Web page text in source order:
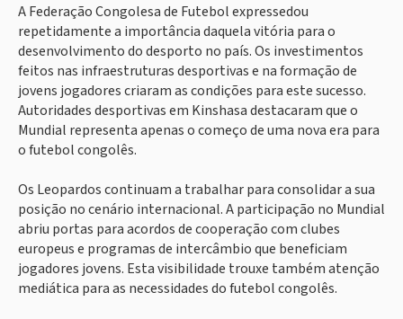
A Federação Congolesa de Futebol expressedou
repetidamente a importância daquela vitória para o
desenvolvimento do desporto no país. Os investimentos
feitos nas infraestruturas desportivas e na formação de
jovens jogadores criaram as condições para este sucesso.
Autoridades desportivas em Kinshasa destacaram que o
Mundial representa apenas o começo de uma nova era para
o futebol congolês.
Os Leopardos continuam a trabalhar para consolidar a sua
posição no cenário internacional. A participação no Mundial
abriu portas para acordos de cooperação com clubes
europeus e programas de intercâmbio que beneficiam
jogadores jovens. Esta visibilidade trouxe também atenção
mediática para as necessidades do futebol congolês.